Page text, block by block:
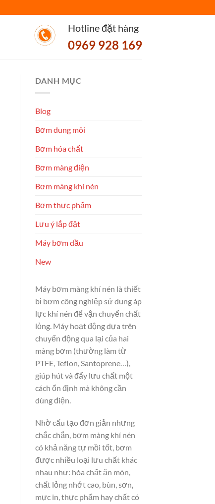
Hotline đặt hàng
0969 928 169
DANH MỤC
Blog
Bơm dung môi
Bơm hóa chất
Bơm màng điện
Bơm màng khí nén
Bơm thực phẩm
Lưu ý lắp đặt
Máy bơm dầu
New
Máy bơm màng khí nén là thiết
bị bơm công nghiệp sử dụng áp
lực khí nén để vận chuyển chất
lỏng. Máy hoạt động dựa trên
chuyển động qua lại của hai
màng bơm (thường làm từ
PTFE, Teflon, Santoprene…),
giúp hút và đẩy lưu chất một
cách ổn định mà không cần
dùng điện.
Nhờ cấu tạo đơn giản nhưng
chắc chắn, bơm màng khí nén
có khả năng tự mồi tốt, bơm
được nhiều loại lưu chất khác
nhau như: hóa chất ăn mòn,
chất lỏng nhớt cao, bùn, sơn,
mực in, thực phẩm hay chất có